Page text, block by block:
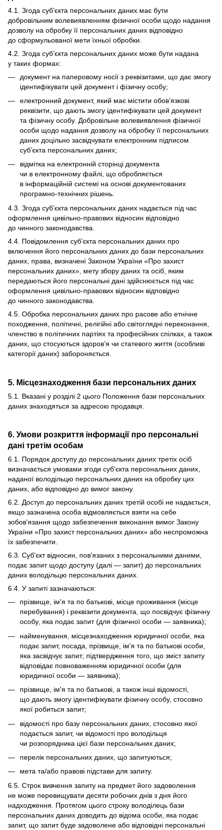
4.1. Згода суб’єкта персональних даних має бути
добровільним волевиявленням фізичної особи щодо надання
дозволу на обробку її персональних даних відповідно
до сформульованої мети їхньої обробки.
4.2. Згода суб’єкта персональних даних може бути надана
у таких формах:
документ на паперовому носії з реквізитами, що дає змогу
ідентифікувати цей документ і фізичну особу;
електронний документ, який має містити обов’язкові
реквізити, що дають змогу ідентифікувати цей документ
та фізичну особу. Добровільне волевиявлення фізичної
особи щодо надання дозволу на обробку її персональних
даних доцільно засвідчувати електронним підписом
суб’єкта персональних даних;
відмітка на електронній сторінці документа
чи в електронному файлі, що обробляється
в інформаційній системі на основі документованих
програмно-технічних рішень.
4.3. Згода суб’єкта персональних даних надається під час
оформлення цивільно-правових відносин відповідно
до чинного законодавства.
4.4. Повідомлення суб’єкта персональних даних про
включення його персональних даних до бази персональних
даних, права, визначені Законом України «Про захист
персональних даних», мету збору даних та осіб, яким
передаються його персональні дані здійснюється під час
оформлення цивільно-правових відносин відповідно
до чинного законодавства.
4.5. Обробка персональних даних про расове або етнічне
походження, політичні, релігійні або світоглядні переконання,
членство в політичних партіях та професійних спілках, а також
даних, що стосуються здоров’я чи статевого життя (особливі
категорії даних) забороняється.
5. Місцезнаходження бази персональних даних
5.1. Вказані у розділі 2 цього Положення бази персональних
даних знаходяться за адресою продавця.
6. Умови розкриття інформації про персональні
дані третім особам
6.1. Порядок доступу до персональних даних третіх осіб
визначається умовами згоди суб'єкта персональних даних,
наданої володільцю персональних даних на обробку цих
даних, або відповідно до вимог закону.
6.2. Доступ до персональних даних третій особі не надається,
якщо зазначена особа відмовляється взяти на себе
зобов'язання щодо забезпечення виконання вимог Закону
України «Про захист персональних даних» або неспроможна
їх забезпечити.
6.3. Суб'єкт відносин, пов'язаних з персональними даними,
подає запит щодо доступу (далі — запит) до персональних
даних володільцю персональних даних.
6.4. У запиті зазначаються:
прізвище, ім'я та по батькові, місце проживання (місце
перебування) і реквізити документа, що посвідчує фізичну
особу, яка подає запит (для фізичної особи — заявника);
найменування, місцезнаходження юридичної особи, яка
подає запит, посада, прізвище, ім'я та по батькові особи,
яка засвідчує запит; підтвердження того, що зміст запиту
відповідає повноваженням юридичної особи (для
юридичної особи — заявника);
прізвище, ім'я та по батькові, а також інші відомості,
що дають змогу ідентифікувати фізичну особу, стосовно
якої робиться запит;
відомості про базу персональних даних, стосовно якої
подається запит, чи відомості про володільця
чи розпорядника цієї бази персональних даних;
перелік персональних даних, що запитуються;
мета та/або правові підстави для запиту.
6.5. Строк вивчення запиту на предмет його задоволення
не може перевищувати десяти робочих днів з дня його
надходження. Протягом цього строку володілець бази
персональних даних доводить до відома особи, яка подає
запит, що запит буде задоволене або відповідні персональні